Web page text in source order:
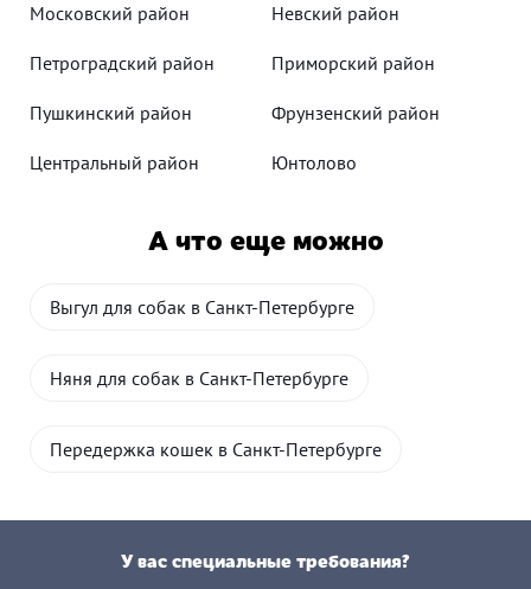
Московский район Невский район
Петроградский район Приморский район
Пушкинский район Фрунзенский район
Центральный район Юнтолово
А что еще можно
Выгул для собак в Санкт-Петербурге
Няня для собак в Санкт-Петербурге
Передержка кошек в Санкт-Петербурге
У вас специальные требования?